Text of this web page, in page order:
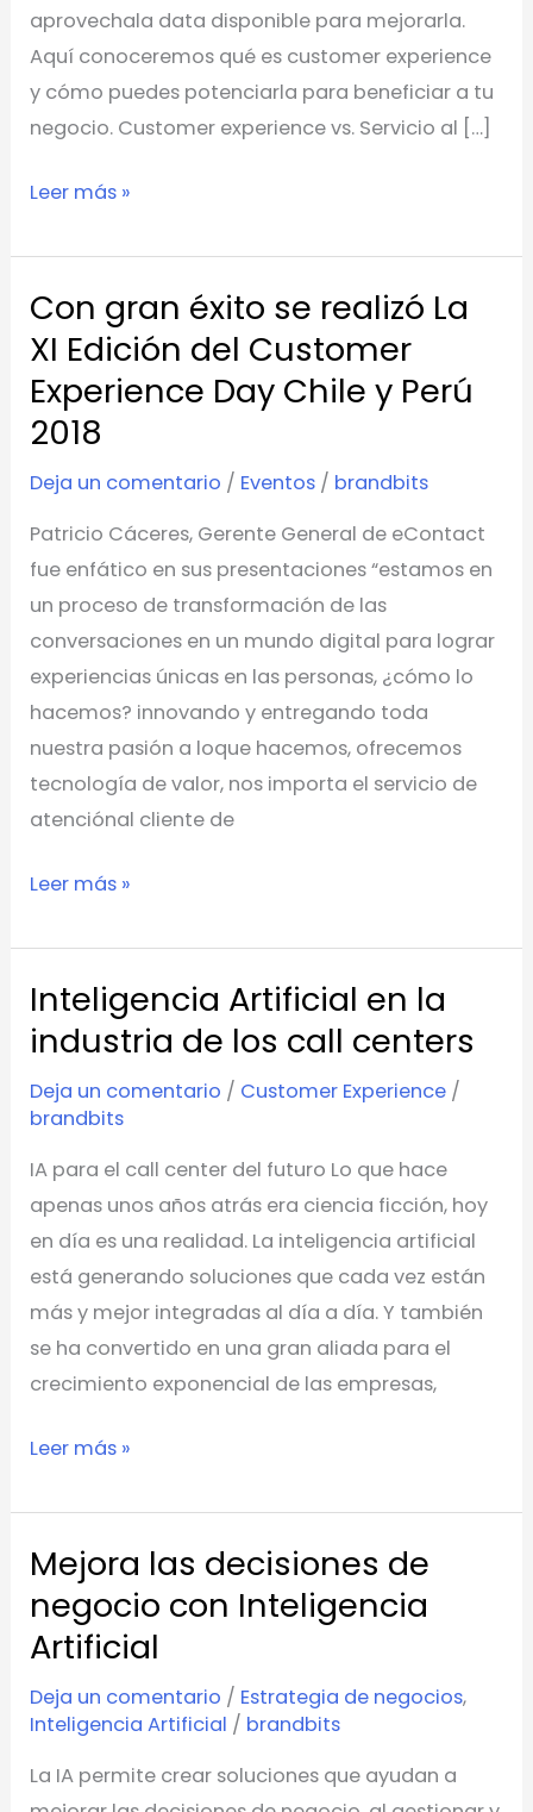
aprovechala data disponible para mejorarla.
Aquí conoceremos qué es customer experience
y cómo puedes potenciarla para beneficiar a tu
negocio. Customer experience vs. Servicio al […]
Leer más »
Con gran éxito se realizó La
XI Edición del Customer
Experience Day Chile y Perú
2018
Deja un comentario / Eventos / brandbits
Patricio Cáceres, Gerente General de eContact
fue enfático en sus presentaciones “estamos en
un proceso de transformación de las
conversaciones en un mundo digital para lograr
experiencias únicas en las personas, ¿cómo lo
hacemos? innovando y entregando toda
nuestra pasión a loque hacemos, ofrecemos
tecnología de valor, nos importa el servicio de
atenciónal cliente de
Con
gran
éxito
se
realizó
La
Customer
Day
Leer más »
Inteligencia Artificial en la
industria de los call centers
Deja un comentario / Customer Experience /
brandbits
IA para el call center del futuro Lo que hace
apenas unos años atrás era ciencia ficción, hoy
en día es una realidad. La inteligencia artificial
está generando soluciones que cada vez están
más y mejor integradas al día a día. Y también
se ha convertido en una gran aliada para el
crecimiento exponencial de las empresas,
Inteligencia
Artificial
la
de
los
call
centers
Leer más »
Mejora las decisiones de
negocio con Inteligencia
Artificial
Deja un comentario / Estrategia de negocios,
Inteligencia Artificial / brandbits
La IA permite crear soluciones que ayudan a
Mejora
las
decisiones
de
negocio
con
Inteligencia